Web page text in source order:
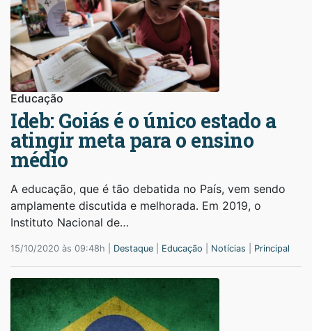
Educação
Ideb: Goiás é o único estado a
atingir meta para o ensino
médio
A educação, que é tão debatida no País, vem sendo
amplamente discutida e melhorada. Em 2019, o
Instituto Nacional de…
15/10/2020 às 09:48h | Destaque Educação Notícias Principal